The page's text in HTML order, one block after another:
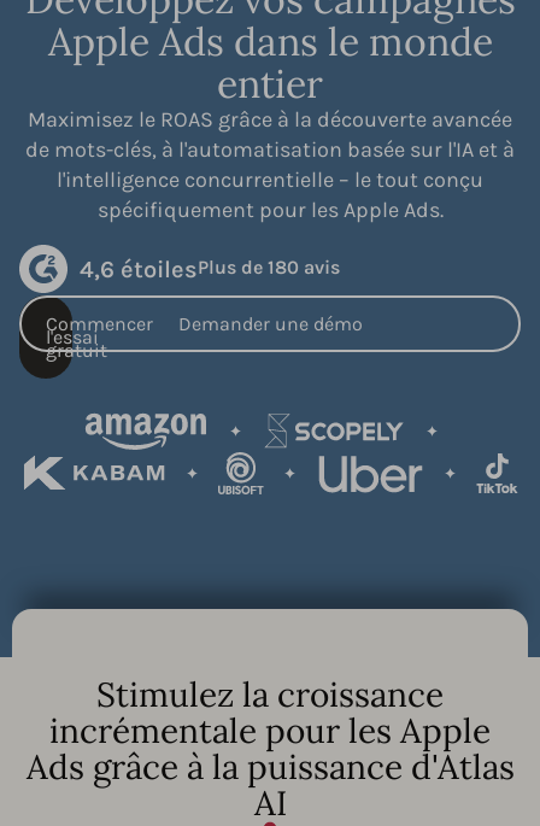
Apple Ads dans le monde
entier
Maximisez le ROAS grâce à la découverte avancée
de mots-clés, à l'automatisation basée sur l'IA et à
l'intelligence concurrentielle – le tout conçu
spécifiquement pour les Apple Ads.
4,6 étoilesPlus de 180 avis
Commencer
l'essai
gratuit
Demander une démo
Stimulez la croissance
incrémentale pour les Apple
Ads grâce à la puissance d'Atlas
AI